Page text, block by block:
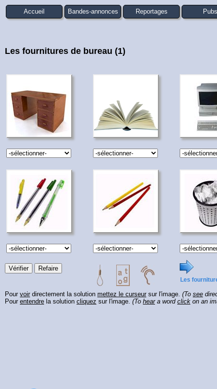
Accueil Bandes-annonces Reportages Pubs
Les fournitures de bureau (1)
Les
Pour voirdirectement la solution mettez le curseursur l'image. (To see
Pour entendre la solution cliquez sur l'image. (To heara word click on an